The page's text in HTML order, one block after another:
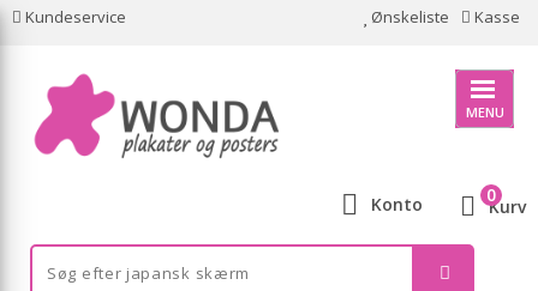
Kundeservice Ønskeliste Kasse
MENU
Konto Kurv
0